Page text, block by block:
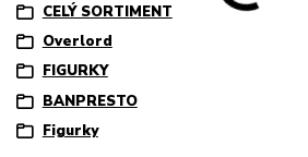
CELÝ SORTIMENT
Overlord
FIGURKY
BANPRESTO
Figurky